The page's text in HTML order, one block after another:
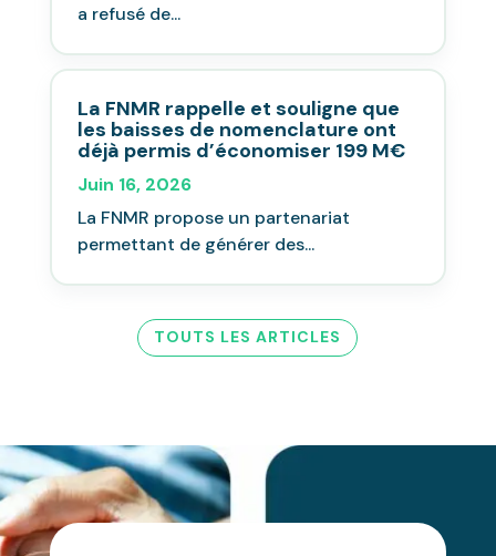
a refusé de...
La FNMR rappelle et souligne que
les baisses de nomenclature ont
déjà permis d’économiser 199 M€
Juin 16, 2026
La FNMR propose un partenariat
permettant de générer des...
TOUTS LES ARTICLES